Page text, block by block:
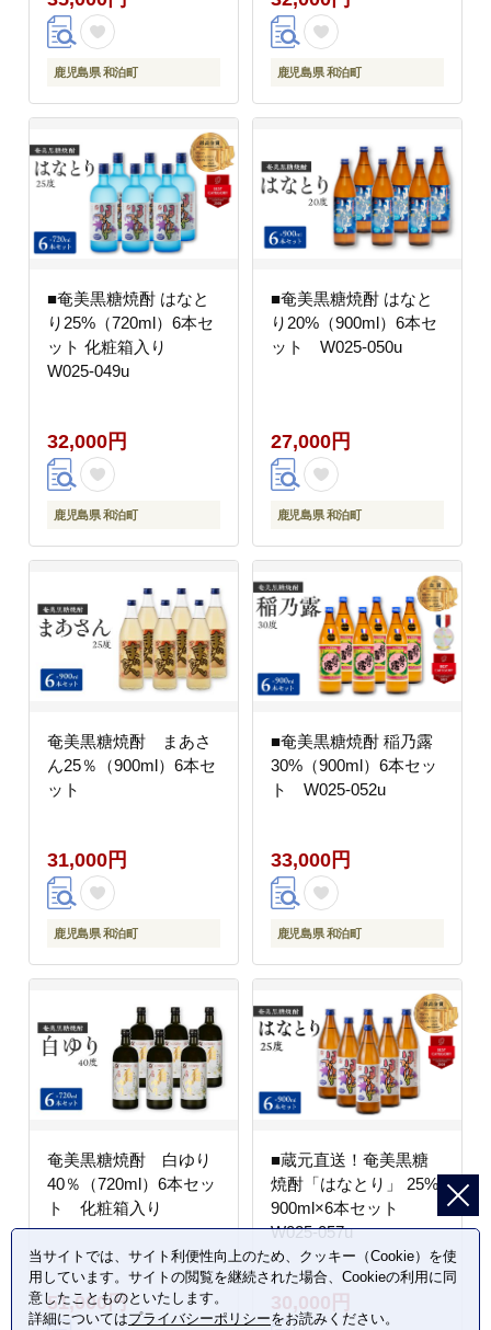
鹿児島県 和泊町 鹿児島県 和泊町
■奄美黒糖焼酎 はなと
り25%（720ml）6本セ
ット 化粧箱入り
W025-049u
32,000円
鹿児島県 和泊町
■奄美黒糖焼酎 はなと
り20%（900ml）6本セ
ット W025-050u
27,000円
鹿児島県 和泊町
奄美黒糖焼酎 まあさ
ん25％（900ml）6本セ
ット
31,000円
鹿児島県 和泊町
■奄美黒糖焼酎 稲乃露
30%（900ml）6本セッ
ト W025-052u
33,000円
鹿児島県 和泊町
奄美黒糖焼酎 白ゆり
40％（720ml）6本セッ
ト 化粧箱入り
51,000円
■蔵元直送！奄美黒糖
焼酎「はなとり」 25%
900ml×6本セット
W025-057u
30,000円
当サイトでは、サイト利便性向上のため、クッキー（Cookie）を使
用しています。サイトの閲覧を継続された場合、Cookieの利用に同
意したことものといたします。
詳細についてはプライバシーポリシーをお読みください。